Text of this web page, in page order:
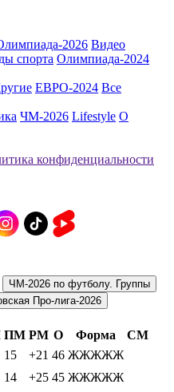
2026 Видео
спорта Олимпиада-2024
ЕВРО-2024 Все
ЧМ-2026 Lifestyle О
конфиденциальности
ЧМ-2026 по футболу. Группы
Про-лига-2026
ПМ РМ О Форма
СМ
15 +21 46 ЖЖЖЖЖ
14 +25 45 ЖЖЖЖЖ